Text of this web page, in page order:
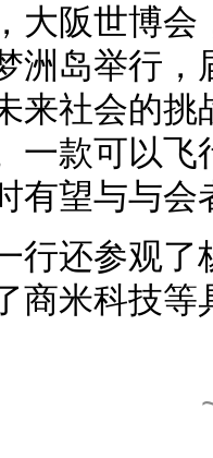
大阪世博
洲岛举行
来社会的
一款可以
有望与与会
行还参观了
商米科技